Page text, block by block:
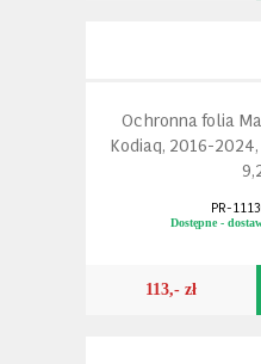
Ochronna folia
Kodiaq, 2016-
PR-
Dostępne -
113,- zł